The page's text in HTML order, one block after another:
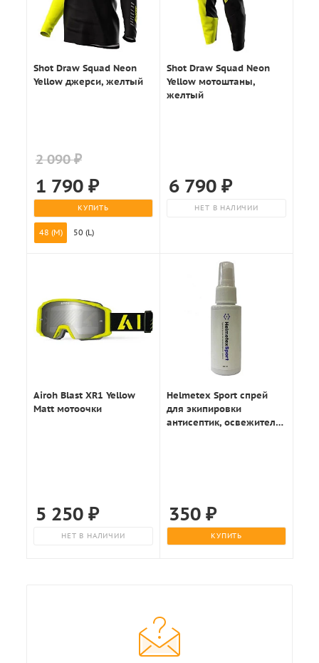
Shot Draw Squad Neon
Yellow джерси, желтый
2 090 ₽
1 790₽
КУПИТЬ
48 (M) 50 (L)
Shot Draw Squad Neon
Yellow мотоштаны,
желтый
6 790 ₽
НЕТ В НАЛИЧИИ
Airoh Blast XR1 Yellow
Matt мотоочки
5 250₽
НЕТ В НАЛИЧИИ
Helmetex Sport спрей
для экипировки
антисептик, освежитель
350 ₽
КУПИТЬ